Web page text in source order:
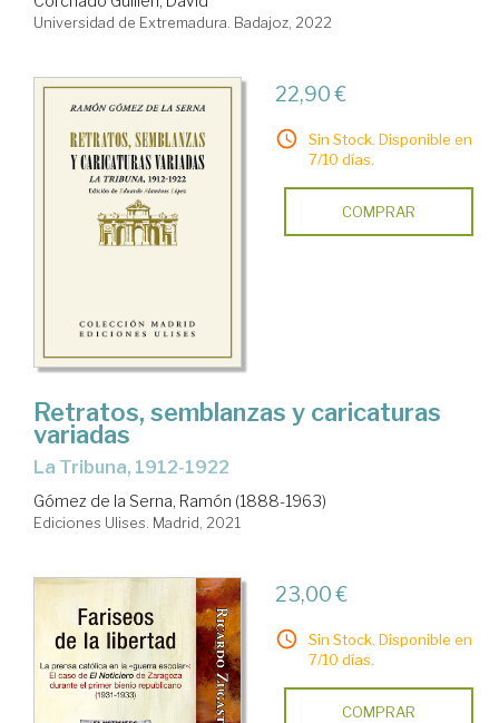
Universidad de Extremadura. Badajoz, 2022
22,90 €
Sin Stock. Disponible en
7/10 días.
COMPRAR
Retratos, semblanzas y caricaturas
variadas
La Tribuna, 1912-1922
Gómez de la Serna, Ramón (1888-1963)
Ediciones Ulises. Madrid, 2021
23,00 €
Sin Stock. Disponible en
7/10 días.
COMPRAR